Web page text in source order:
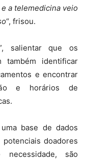
a telemedicina veio
“, frisou.
salientar que os
também identificar
e encontrar
e horários de
base de dados
doadores
são